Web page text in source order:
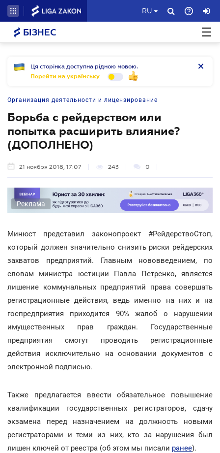
RU
БІЗНЕС
Ця сторінка доступна рідною мовою.
Перейти на українську
Организация деятельности и лицензирование
Борьба с рейдерством или
попытка расширить влияние?
(ДОПОЛНЕНО)
21 ноября 2018, 17:07 243 0
Реклама
Минюст представил законопроект #РейдерствоСтоп,
который должен значительно снизить риски рейдерских
захватов предприятий. Главным нововведением, по
словам министра юстиции Павла Петренко, является
лишение коммунальных предприятий права совершать
регистрационные действия, ведь именно на них и на
госпредприятия приходится 90% жалоб о нарушении
имущественных прав граждан. Государственные
предприятия смогут проводить регистрационные
действия исключительно на основании документов с
электронной подписью.
Также предлагается ввести обязательное повышение
квалификации государственных регистраторов, сдачу
экзамена перед назначением на должность новыми
регистраторами и теми из них, кто за нарушения был
лишен ключей от реестра (об этом мы писали ранее).